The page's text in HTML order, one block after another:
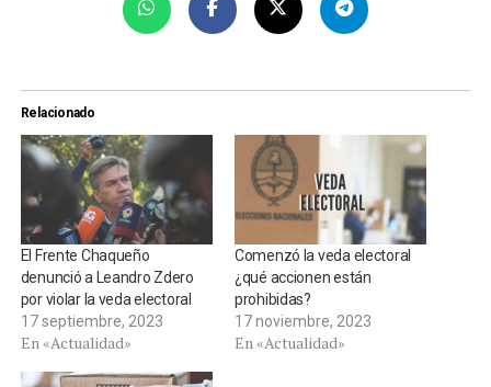
Relacionado
El Frente Chaqueño
denunció a Leandro Zdero
por violar la veda electoral
17 septiembre, 2023
En «Actualidad»
Comenzó la veda electoral
¿qué accionen están
prohibidas?
17 noviembre, 2023
En «Actualidad»